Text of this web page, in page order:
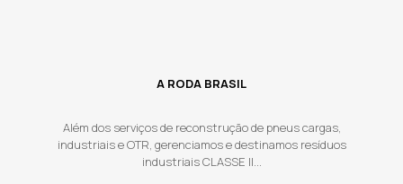
A RODA BRASIL
Além dos serviços de reconstrução de pneus cargas,
industriais e OTR, gerenciamos e destinamos resíduos
industriais CLASSE II...